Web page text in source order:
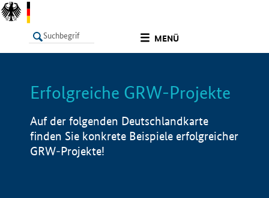
MENÜ
LISTE Info
Erfolgreiche GRW-Projekte
Auf der folgenden Deutschlandkarte
finden Sie konkrete Beispiele erfolgreicher
GRW-Projekte!